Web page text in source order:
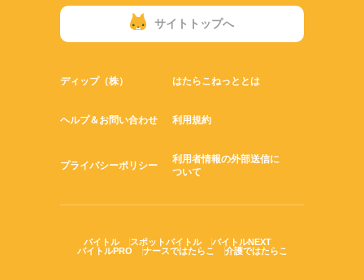
サイトトップへ
ディップ（株） はたらこねっととは
ヘルプ＆お問い合わせ 利用規約
プライバシーポリシー
利用者情報の外部送信に
ついて
バイトル スポットバイトル
バイトルNEXT
バイトルPRO
ナースではたらこ 介護ではたらこ